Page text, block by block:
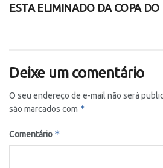
ESTA ELIMINADO DA COPA DO
Deixe um comentário
O seu endereço de e-mail não será
são marcados com *
Comentário *